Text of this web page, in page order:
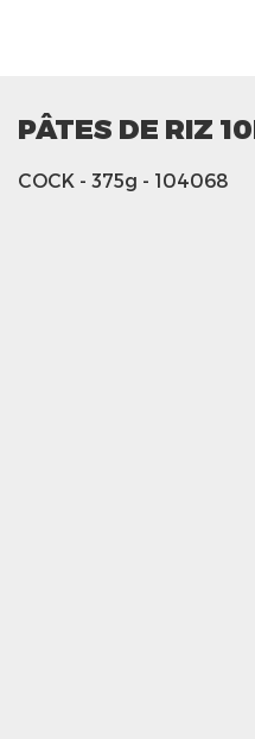
PÂTES DE RIZ
COCK - 375g - 104068